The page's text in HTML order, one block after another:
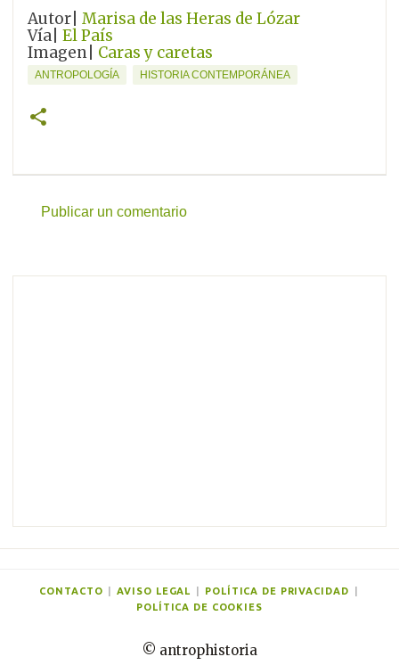
Autor| Marisa de las Heras de Lózar
Vía| El País
Imagen| Caras y caretas
ANTROPOLOGÍA HISTORIA CONTEMPORÁNEA
Publicar un comentario
© antrophistoria
CONTACTO AVISO LEGAL POLÍTICA DE PRIVACIDAD
POLÍTICA DE COOKIES